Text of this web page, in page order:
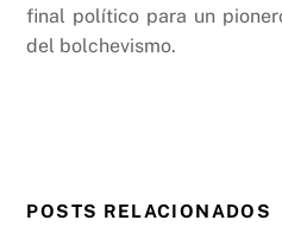
final político para un
del bolchevismo.
POSTS RELACIONADOS